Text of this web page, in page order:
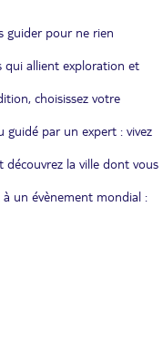
guider pour ne rien
qui allient exploration et
choisissez votre
guidé par un expert : vivez
découvrez la ville dont vous
un évènement mondial :